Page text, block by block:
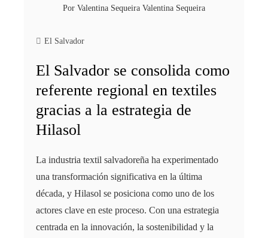
Por Valentina Sequeira Valentina Sequeira
El Salvador
El Salvador se consolida como
referente regional en textiles
gracias a la estrategia de
Hilasol
La industria textil salvadoreña ha experimentado
una transformación significativa en la última
década, y Hilasol se posiciona como uno de los
actores clave en este proceso. Con una estrategia
centrada en la innovación, la sostenibilidad y la